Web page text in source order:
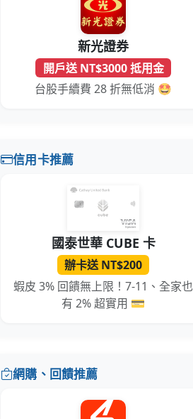
新光證券
開戶送 NT$3000 抵用金
台股手續費 28 折無低消 🤩
信用卡推薦
國泰世華 CUBE 卡
辦卡送 NT$200
蝦皮 3% 回饋無上限！7-11、全家也
有 2% 超實用 💳
網購、回饋推薦